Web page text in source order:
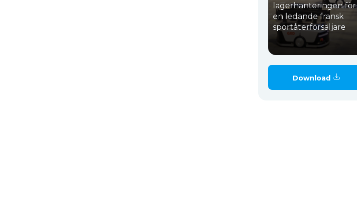
lagerhanteringen för
en ledande fransk
sportåterförsäljare
Download